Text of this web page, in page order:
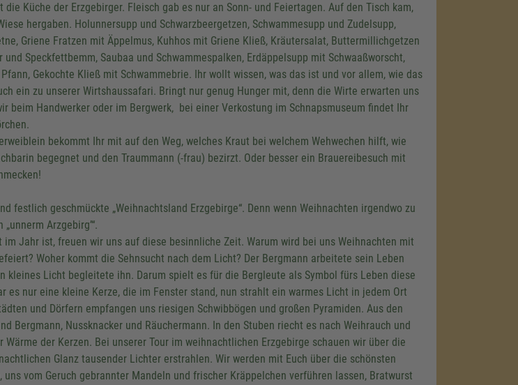
Küche der Erzgebirger. Fleisch gab es nur an Sonn- und Feiertagen. Auf den Tisch kam,
hergaben. Holunnersupp und Schwarzbeergetzen, Schwammesupp und Zudelsupp,
Griene Fratzen mit Äppelmus, Kuhhos mit Griene Kließ, Kräutersalat, Buttermillichgetzen
und Speckfettbemm, Saubaa und Schwammespalken, Erdäppelsupp mit Schwaaßworscht,
Gekochte Kließ mit Schwammebrie. Ihr wollt wissen, was das ist und vor allem, wie das
ein zu unserer Wirtshaussafari. Bringt nur genug Hunger mit, denn die Wirte erwarten uns
beim Handwerker oder im Bergwerk, bei einer Verkostung im Schnapsmuseum findet Ihr
bekommt Ihr mit auf den Weg, welches Kraut bei welchem Wehwechen hilft, wie
begegnet und den Traummann (-frau) bezirzt. Oder besser ein Brauereibesuch mit
festlich geschmückte „Weihnachtsland Erzgebirge“. Denn wenn Weihnachten irgendwo zu
Arzgebirg’“.
im Jahr ist, freuen wir uns auf diese besinnliche Zeit. Warum wird bei uns Weihnachten mit
Woher kommt die Sehnsucht nach dem Licht? Der Bergmann arbeitete sein Leben
kleines Licht begleitete ihn. Darum spielt es für die Bergleute als Symbol fürs Leben diese
es nur eine kleine Kerze, die im Fenster stand, nun strahlt ein warmes Licht in jedem Ort
und Dörfern empfangen uns riesigen Schwibbögen und großen Pyramiden. Aus den
Bergmann, Nussknacker und Räuchermann. In den Stuben riecht es nach Weihrauch und
Wärme der Kerzen. Bei unserer Tour im weihnachtlichen Erzgebirge schauen wir über die
Glanz tausender Lichter erstrahlen. Wir werden mit Euch über die schönsten
vom Geruch gebrannter Mandeln und frischer Kräppelchen verführen lassen, Bratwurst